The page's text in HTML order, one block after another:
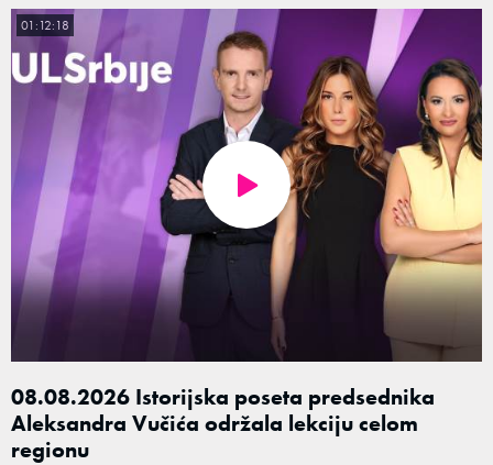
08.08.2026 Istorijska poseta predsednika
Aleksandra Vučića održala lekciju celom
regionu
01:12:18